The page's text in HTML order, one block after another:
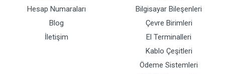
Hesap Numaraları
Blog
İletişim
Bilgisayar Bileşenleri
Çevre Birimleri
El Terminalleri
Kablo Çeşitleri
Ödeme Sistemleri